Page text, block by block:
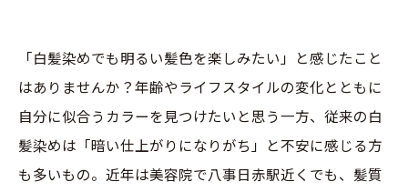
「白髪染めでも明るい髪色を楽しみたい」と感じたこと
はありませんか？年齢やライフスタイルの変化とともに
自分に似合うカラーを見つけたいと思う一方、従来の白
髪染めは「暗い仕上がりになりがち」と不安に感じる方
も多いもの。近年は美容院で八事日赤駅近くでも、髪質